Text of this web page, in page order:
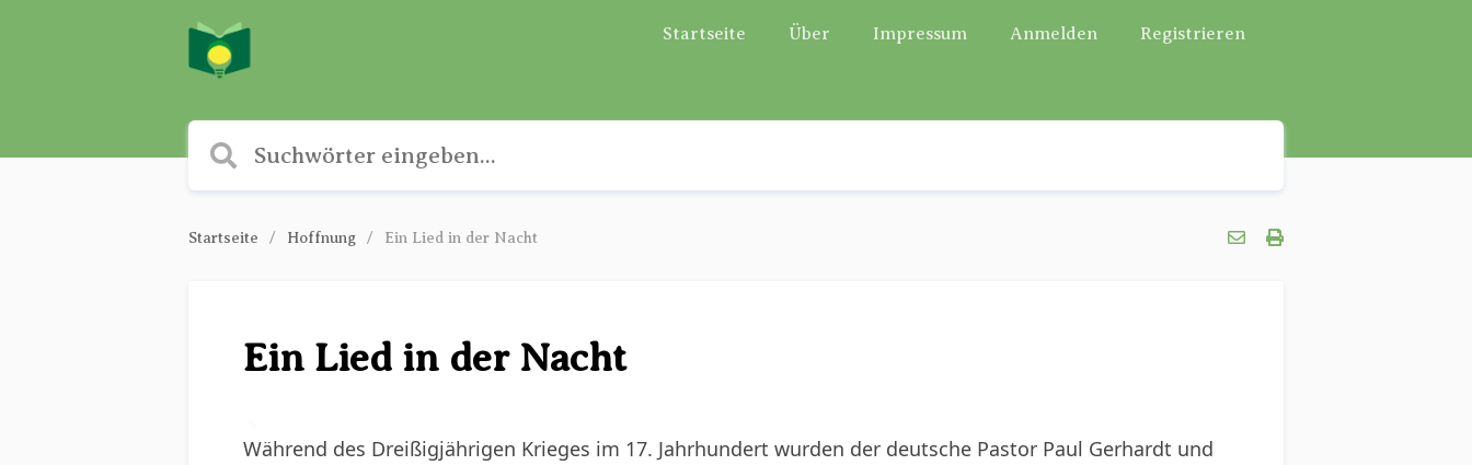
Startseite Über Impressum Anmelden Registrieren
Startseite Hoffnung Ein Lied in der Nacht
Ein Lied in der Nacht
Während des Dreißigjährigen Krieges im 17. Jahrhundert wurden der deutsche Pastor Paul Gerhardt und